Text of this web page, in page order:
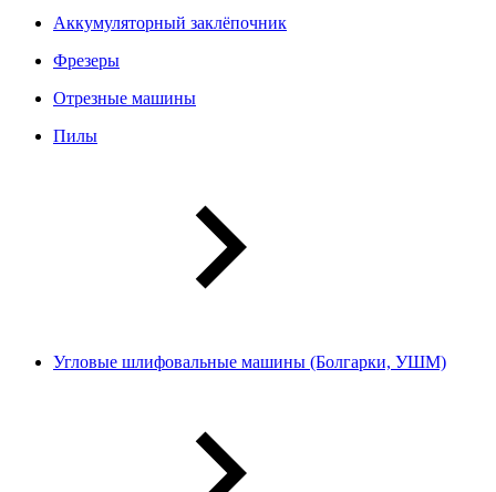
Аккумуляторный заклёпочник
Фрезеры
Отрезные машины
Пилы
Угловые шлифовальные машины (Болгарки, УШМ)